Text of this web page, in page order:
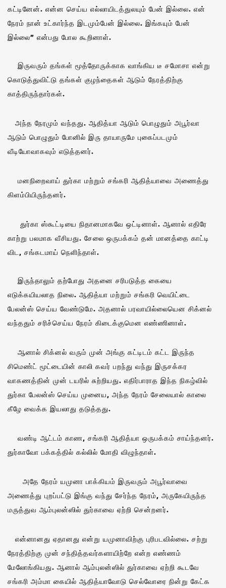
கட்டினேன். என்ன செய்ய எல்லாயிடத்துலயும் பேன் இல்லை. என்
நேரம் நான் உட்கார்ந்த இடமும்பேன் இல்லை. இங்கயும் பேன்
இல்லை” என்பது போல கூறினாள்.
இருவரும் தங்கள் மூத்தோருக்காக வாங்கிய டீ சமோசா என்று
கொடுத்துவிட்டு தங்கள் குழந்தைகள் ஆடும் நேரத்திற்கு
காத்திருந்தார்கள்.
அந்த நேரமும் வந்தது. ஆதித்யா ஆடும் பொழுதும் அபூர்வா
ஆடும் பொழுதும் போனில் இரு தாயாருமே புகைப்படமும்
வீடியோவாகவும் எடுத்தனர்.
மனநிறைவாய் துர்கா மற்றும் சங்கரி ஆதித்யாவை அணைத்து
கிளம்பியிருந்தனர்.
துர்கா ஸ்கூட்டியை நிதானமாகவே ஒட்டினாள். ஆனால் எதிரே
காற்று பலமாக வீசியது. சேலை ஒருபக்கம் தன் மானத்தை காட்டி
விட, சங்கடமாய் நெளிந்தாள்.
இருந்தாலும் தற்போது அதனை சரிபடுத்த கையை
எடுக்கயியலாத நிலை. ஆதித்யா மற்றும் சங்கரி வெயிட்டை
பேலன்ஸ் செய்ய வேண்டுமே. அதனால் பரவாயில்லையென சிக்னல்
வந்ததும் சரிச்செய்ய நேரம் கிடைக்குமென எண்ணினாள்.
ஆனால் சிக்னல் வரும் முன் அங்கு கட்டிடம் கட்ட இருந்த
சிமெண்ட் மூட்டையின் காலி கவர் பறந்து வந்து இருசக்கர
வாகணத்தின் முன் டயரில் சுற்றியது. எதிர்பாராத இந்த நிகழ்வில்
துர்கா பேலன்ஸ் செய்ய முனைய, அந்த நேரம் சேலையால் காலை
கீழே வைக்க இயலாது தடுத்தது.
வண்டி ஆட்டம் காண, சங்கரி ஆதித்யா ஒருபக்கம் சாய்ந்தனர்.
துர்காவோ பக்கத்தில் கல்லில் மோதி விழுந்தாள்.
அதே நேரம் யமுனா பாக்கியம் இருவரும் அபூர்வாவை
அணைத்து புறப்பட்டு இங்கு வந்து சேர்ந்த நேரம், அருகேயிருந்த
மருத்துவ ஆம்புலன்ஸில் துர்காவை ஏற்றி சென்றனர்.
என்னானது ஏதானது என்று யமுனாவிற்கு புரிபடவில்லை. சற்று
நேரத்திற்கு முன் சந்தித்தவர்களாயிற்றே என்ற எண்ணம்
மேலோங்கியது. ஆனால் ஆம்புலன்ஸில் துர்காவை ஏற்றி கூடவே
சங்கரி அம்மா கையில் ஆதித்யாவோடு செல்வோரை நின்று கேட்க